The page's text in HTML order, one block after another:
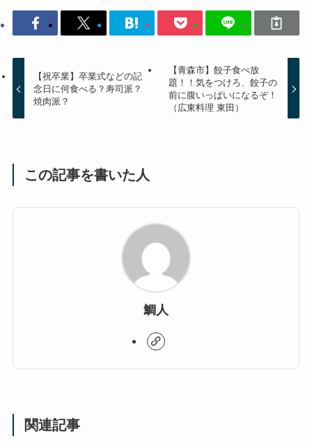
【祝卒業】卒業式などの記
念日に何食べる？寿司派？
焼肉派？
【青森市】餃子食べ放
題！！気をつけろ、餃子の
前に腹いっぱいになるぞ！
（広東料理 東田）
この記事を書いた人
鯛人
関連記事